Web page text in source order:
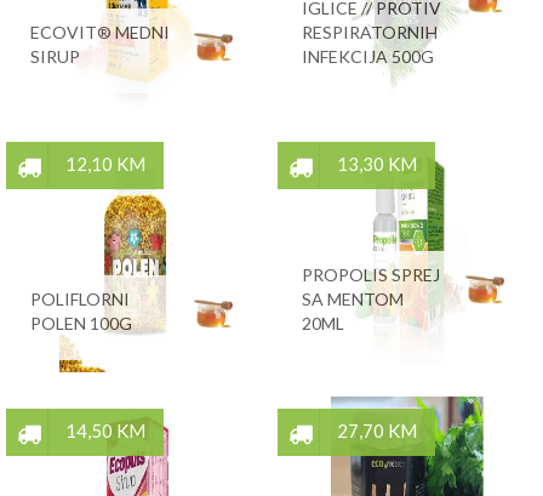
ECOVIT® MEDNI
SIRUP
IGLICE // PROTIV
RESPIRATORNIH
INFEKCIJA 500G
12,10 KM
POLIFLORNI
POLEN 100G
13,30 KM
PROPOLIS SPREJ
SA MENTOM
20ML
14,50 KM 27,70 KM